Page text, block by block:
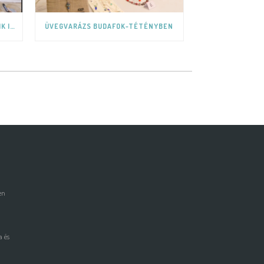
ÜVEGFAZETTA MINT AZ ÜVEG EGYIK IZGALMAS MEGJELENÉSI FORMÁJA. ÜVEGVARÁZS BUDAFOK-TÉTÉNYBEN
és